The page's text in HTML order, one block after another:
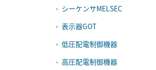
シーケンサMELSEC
表示器GOT
低圧配電制御機器
高圧配電制御機器